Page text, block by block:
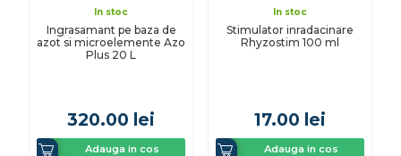
In stoc
Ingrasamant pe baza de
azot si microelemente Azo
Plus 20 L
320.00 lei
Adauga in cos
In stoc
Stimulator inradacinare
Rhyzostim 100 ml
17.00 lei
Adauga in cos